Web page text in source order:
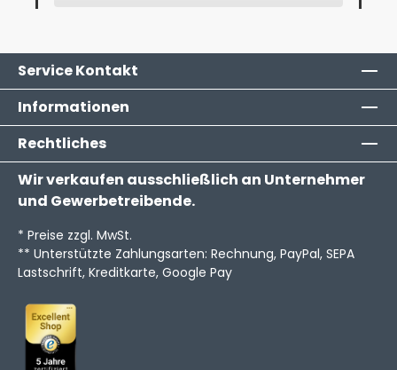
Service Kontakt
Informationen
Rechtliches
Wir verkaufen ausschließlich an Unternehmer
und Gewerbetreibende.
* Preise zzgl. MwSt.
** Unterstützte Zahlungsarten: Rechnung, PayPal, SEPA
Lastschrift, Kreditkarte, Google Pay